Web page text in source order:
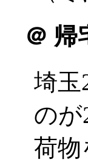
＠ 帰
埼玉
のが
荷物